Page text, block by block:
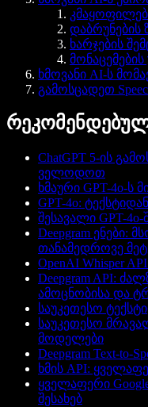
დაბრუნების
ხარჯების
ხმოვანი AI-ს
გამოსცადეთ
ChatGPT 5-ის
ველოდოთ
ხმაური GPT-4o-ს
GPT-4o:
შესავალი GPT-4o-
Deepgram ენები:
თანამედროვე
OpenAI Whisper
Deepgram API:
ამოცნობისა და
საუკეთესო
საუკეთესო
მოდელები
Deepgram Text-to-
ხმის API:
ყველაფერი Google
შესახებ